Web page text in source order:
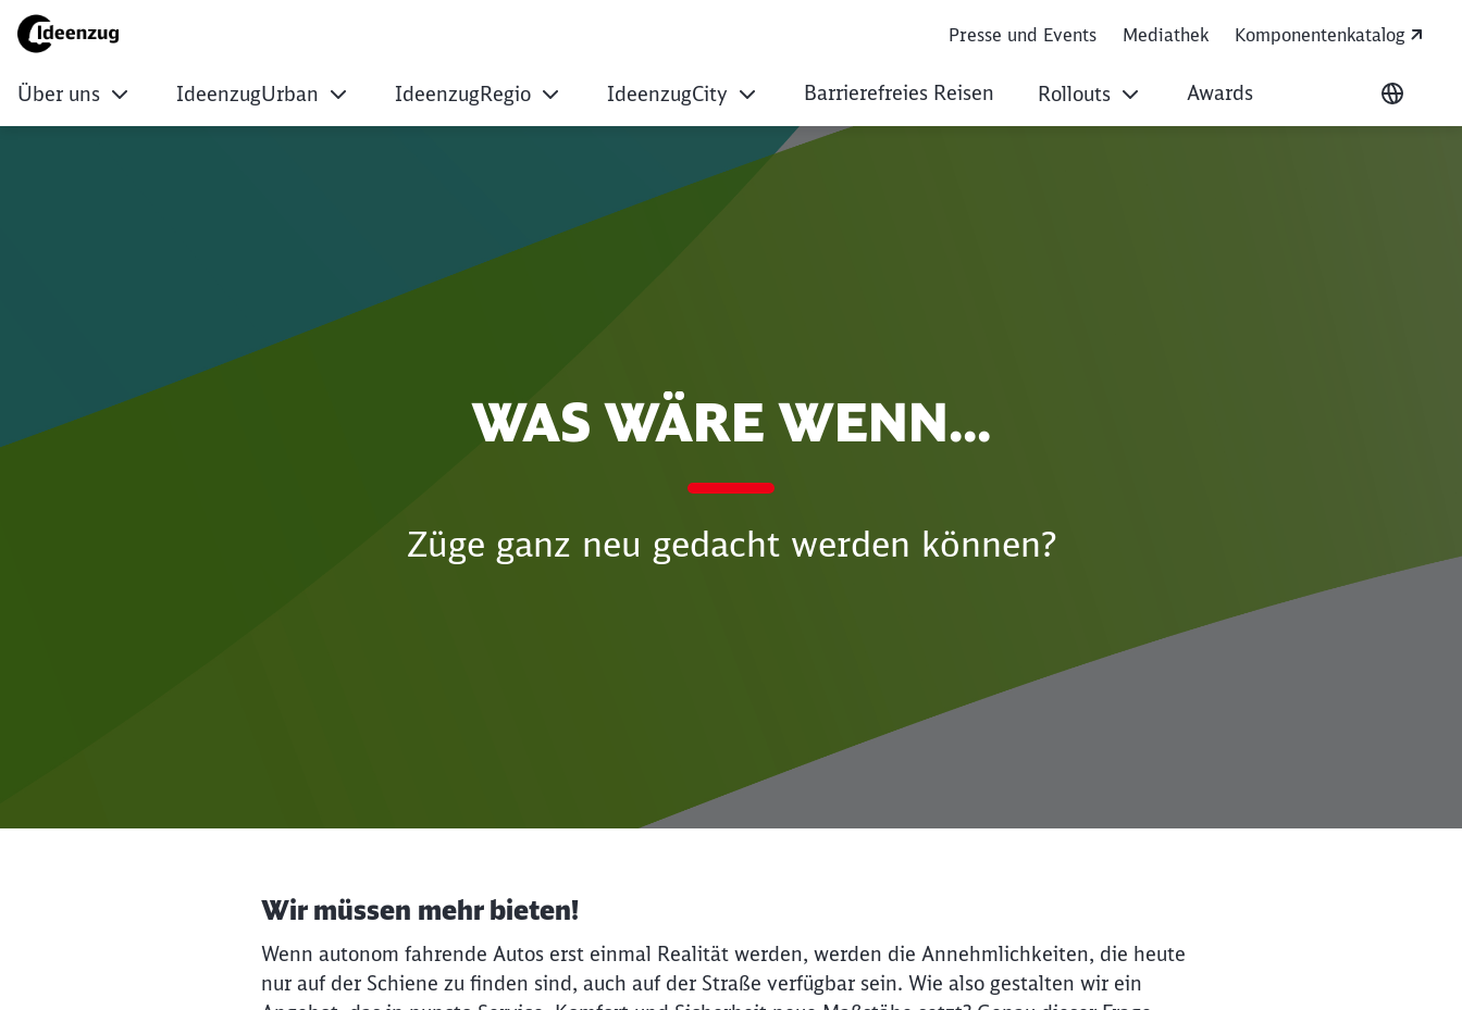
Presse und Events Mediathek Komponentenkatalog
Über uns IdeenzugUrban IdeenzugRegio IdeenzugCity Barrierefreies Reisen Rollouts Awards
WAS WÄRE WENN...
Züge ganz neu gedacht werden können?
Wir müssen mehr bieten!
Wenn autonom fahrende Autos erst einmal Realität werden, werden die Annehmlichkeiten, die heute
nur auf der Schiene zu finden sind, auch auf der Straße verfügbar sein. Wie also gestalten wir ein